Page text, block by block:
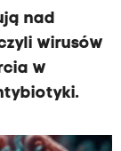
nad
wirusów
w